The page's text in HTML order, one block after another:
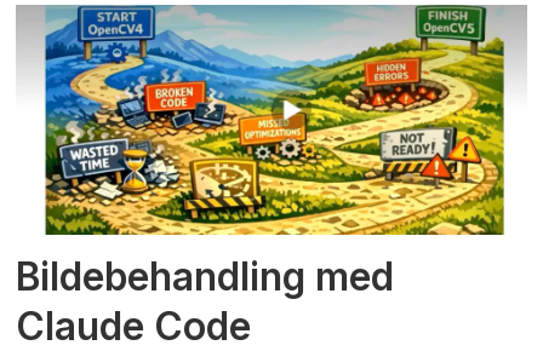
Bildebehandling med
Claude Code